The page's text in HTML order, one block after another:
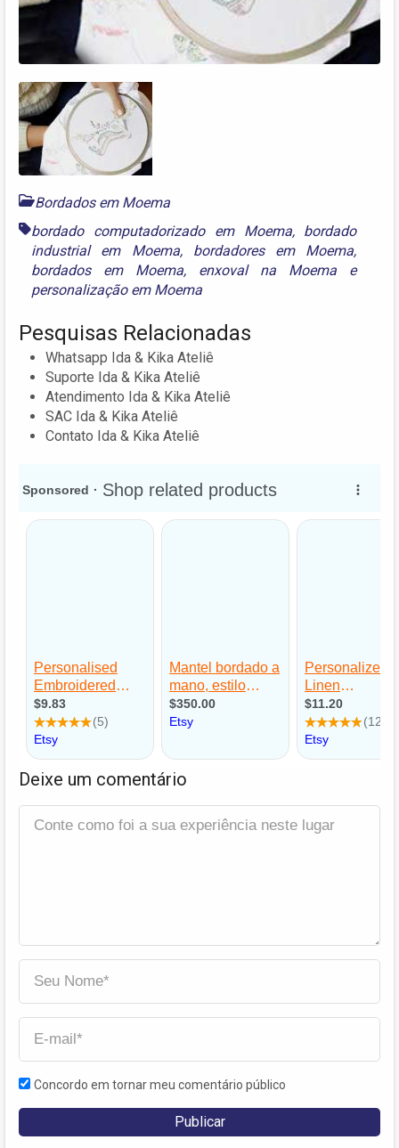
Bordados em Moema
bordado computadorizado em Moema, bordado
industrial em Moema, bordadores em Moema,
bordados em Moema, enxoval na Moema e
personalização em Moema
Pesquisas Relacionadas
Whatsapp Ida & Kika Ateliê
Suporte Ida & Kika Ateliê
Atendimento Ida & Kika Ateliê
SAC Ida & Kika Ateliê
Contato Ida & Kika Ateliê
Deixe um comentário
Concordo em tornar meu comentário público